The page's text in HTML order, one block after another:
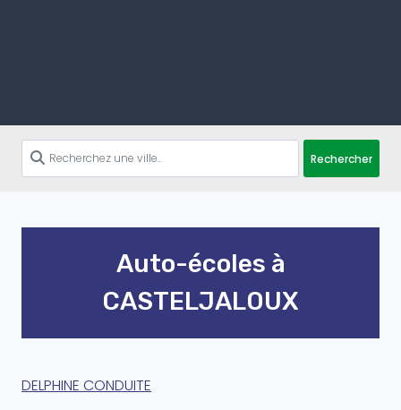
Rechercher
Auto-écoles à
CASTELJALOUX
DELPHINE CONDUITE